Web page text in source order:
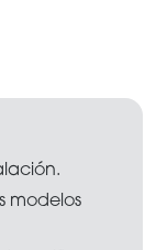
modelos